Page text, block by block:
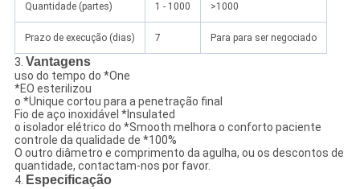
Quantidade (partes) 1 - 1000 >1000
Prazo de execução (dias) 7 Para para ser negociado
3. Vantagens
uso do tempo do *One
*EO esterilizou
o *Unique cortou para a penetração final
Fio de aço inoxidável *Insulated
o isolador elétrico do *Smooth melhora o conforto paciente
controle da qualidade de *100%
O outro diâmetro e comprimento da agulha, ou os descontos de
quantidade, contactam-nos por favor.
4. Especificação